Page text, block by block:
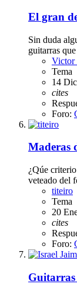
El gran
Sin duda
guitarras
Victor
Tema
14
cites
Foro:
Maderas
¿Qúe
veteado del
titeiro
Tema
20
cites
Foro:
Guitarras